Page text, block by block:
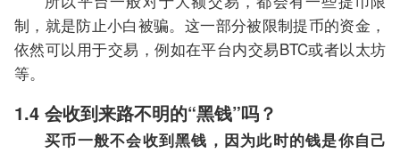
制，就是防止小白被骗。这一部分被限制提币的资金，
依然可以用于交易，例如在平台内交易BTC或者以太坊
等。
1.4 会收到来路不明的“黑钱”吗？
买币一般不会收到黑钱，因为此时的钱是你自己